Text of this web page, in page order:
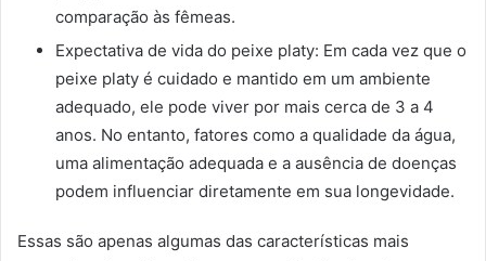
comparação às fêmeas.
Expectativa de vida do peixe platy: Em cada vez que o
peixe platy é cuidado e mantido em um ambiente
adequado, ele pode viver por mais cerca de 3 a 4
anos. No entanto, fatores como a qualidade da água,
uma alimentação adequada e a ausência de doenças
podem influenciar diretamente em sua longevidade.
Essas são apenas algumas das características mais